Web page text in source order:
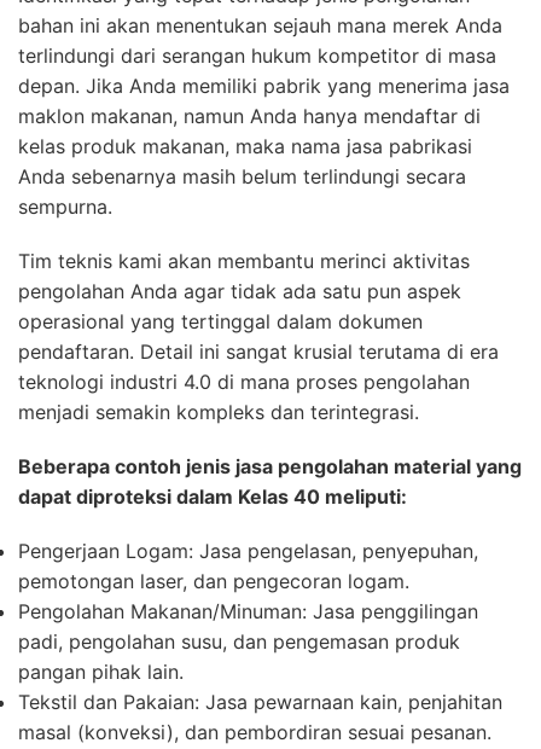
bahan ini akan menentukan sejauh mana merek Anda
terlindungi dari serangan hukum kompetitor di masa
depan. Jika Anda memiliki pabrik yang menerima jasa
maklon makanan, namun Anda hanya mendaftar di
kelas produk makanan, maka nama jasa pabrikasi
Anda sebenarnya masih belum terlindungi secara
sempurna.
Tim teknis kami akan membantu merinci aktivitas
pengolahan Anda agar tidak ada satu pun aspek
operasional yang tertinggal dalam dokumen
pendaftaran. Detail ini sangat krusial terutama di era
teknologi industri 4.0 di mana proses pengolahan
menjadi semakin kompleks dan terintegrasi.
Beberapa contoh jenis jasa pengolahan material yang
dapat diproteksi dalam Kelas 40 meliputi:
Pengerjaan Logam: Jasa pengelasan, penyepuhan,
pemotongan laser, dan pengecoran logam.
Pengolahan Makanan/Minuman: Jasa penggilingan
padi, pengolahan susu, dan pengemasan produk
pangan pihak lain.
Tekstil dan Pakaian: Jasa pewarnaan kain, penjahitan
masal (konveksi), dan pembordiran sesuai pesanan.